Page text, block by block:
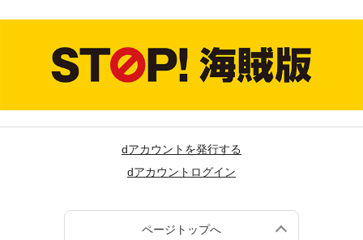
dアカウントを発行する
dアカウントログイン
ページトップへ